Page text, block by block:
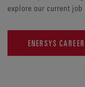
explore our current
ENERSYS